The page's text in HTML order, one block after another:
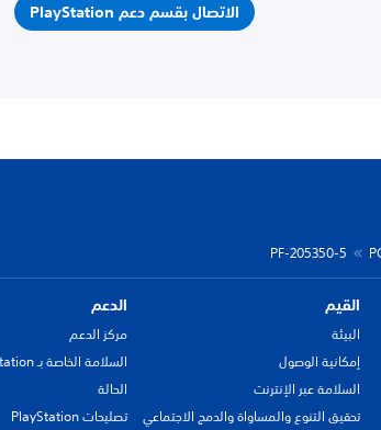
الاتصال بقسم دعم PlayStation
PF-205350-5
القيم
البيئة
إمكانية الوصول
السلامة عبر الإنترنت
تحقيق التنوع والمساواة والدمج الاجتماعي
الدعم
مركز الدعم
السلامة الخاصة بـ PlayStation
الحالة
تصليحات PlayStation